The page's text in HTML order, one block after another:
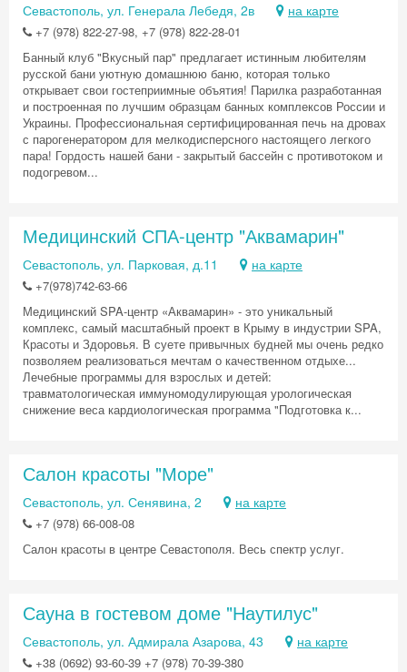
Севастополь, ул. Генерала Лебедя, 2в на карте
+7 (978) 822-27-98, +7 (978) 822-28-01
Банный клуб "Вкусный пар" предлагает истинным любителям
русской бани уютную домашнюю баню, которая только
открывает свои гостеприимные объятия! Парилка разработанная
и построенная по лучшим образцам банных комплексов России и
Украины. Профессиональная сертифицированная печь на дровах
с парогенератором для мелкодисперсного настоящего легкого
пара! Гордость нашей бани - закрытый бассейн с противотоком и
подогревом...
Медицинский СПА-центр "Аквамарин"
Севастополь, ул. Парковая, д.11 на карте
+7(978)742-63-66
Медицинский SPA-центр «Аквамарин» - это уникальный
комплекс, самый масштабный проект в Крыму в индустрии SPA,
Красоты и Здоровья. В суете привычных будней мы очень редко
позволяем реализоваться мечтам о качественном отдыхе...
Лечебные программы для взрослых и детей:
травматологическая иммуномодулирующая урологическая
снижение веса кардиологическая программа "Подготовка к...
Салон красоты "Море"
Севастополь, ул. Сенявина, 2 на карте
+7 (978) 66-008-08
Салон красоты в центре Севастополя. Весь спектр услуг.
Сауна в гостевом доме "Наутилус"
Севастополь, ул. Адмирала Азарова, 43 на карте
+38 (0692) 93-60-39 +7 (978) 70-39-380